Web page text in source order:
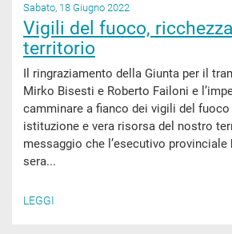
Sabato, 18 Giugno 2022
Vigili del fuoco,
territorio
Il ringraziamento della Giunta per il
Mirko Bisesti e Roberto Failoni e
camminare a fianco dei vigili del
istituzione e vera risorsa del nostro
messaggio che l’esecutivo
sera...
LEGGI